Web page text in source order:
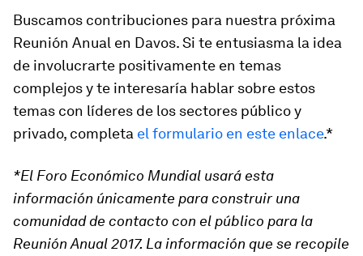
Buscamos contribuciones para nuestra próxima
Reunión Anual en Davos. Si te entusiasma la idea
de involucrarte positivamente en temas
complejos y te interesaría hablar sobre estos
temas con líderes de los sectores público y
privado, completa el formulario en este enlace.*
*El Foro Económico Mundial usará esta
información únicamente para construir una
comunidad de contacto con el público para la
Reunión Anual 2017. La información que se recopile